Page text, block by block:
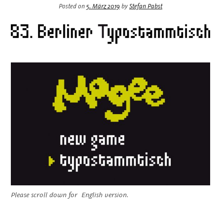
Posted on5. März 2019byStefan Pabst
Please scroll down for English version.